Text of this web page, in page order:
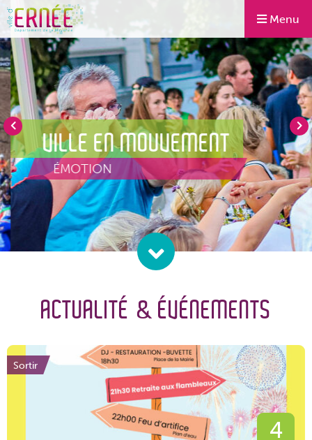
Menu
VILLE EN MOUVEMENT
ÉMOTION
ACTUALITÉ & ÉVÉNEMENTS
Sortir
4